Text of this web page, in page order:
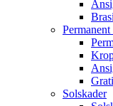
Solskader